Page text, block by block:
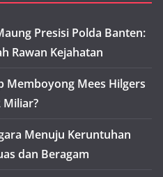
Presisi Polda Banten:
Rawan Kejahatan
Memboyong Mees Hilgers
Miliar?
Menuju Keruntuhan
dan Beragam